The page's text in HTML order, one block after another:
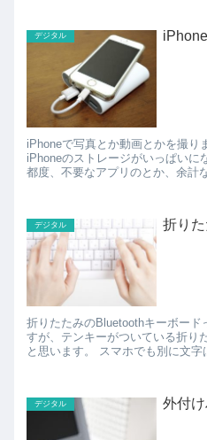
デジタル
iPhoneで写真とか動画とかを撮り
iPhoneのストレージがいっぱいにな
都度、不要なアプリのとか、余計
デジタル 折り
折りたたみのBluetoothキーボー
すが、テンキーがついている折り
と思います。 スマホでも別に文字は打てるんで外出時にちょっと
デジタル 外付